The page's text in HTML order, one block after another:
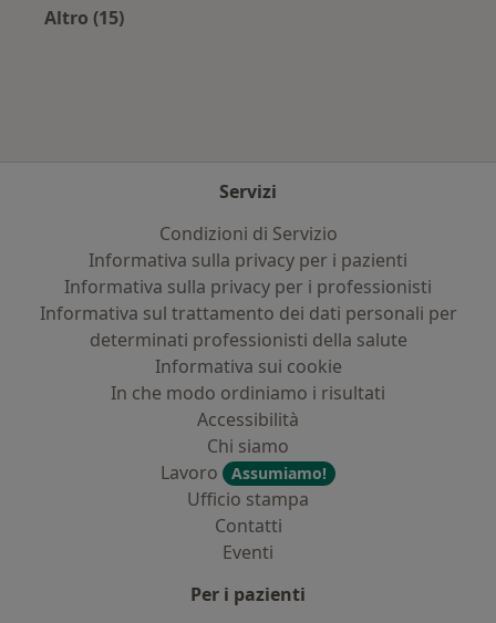
Altro (15)
Servizi
Condizioni di Servizio
Informativa sulla privacy per i pazienti
Informativa sulla privacy per i professionisti
Informativa sul trattamento dei dati personali per
determinati professionisti della salute
Informativa sui cookie
In che modo ordiniamo i risultati
Accessibilità
Chi siamo
Lavoro
Assumiamo!
Ufficio stampa
Contatti
Eventi
Per i pazienti